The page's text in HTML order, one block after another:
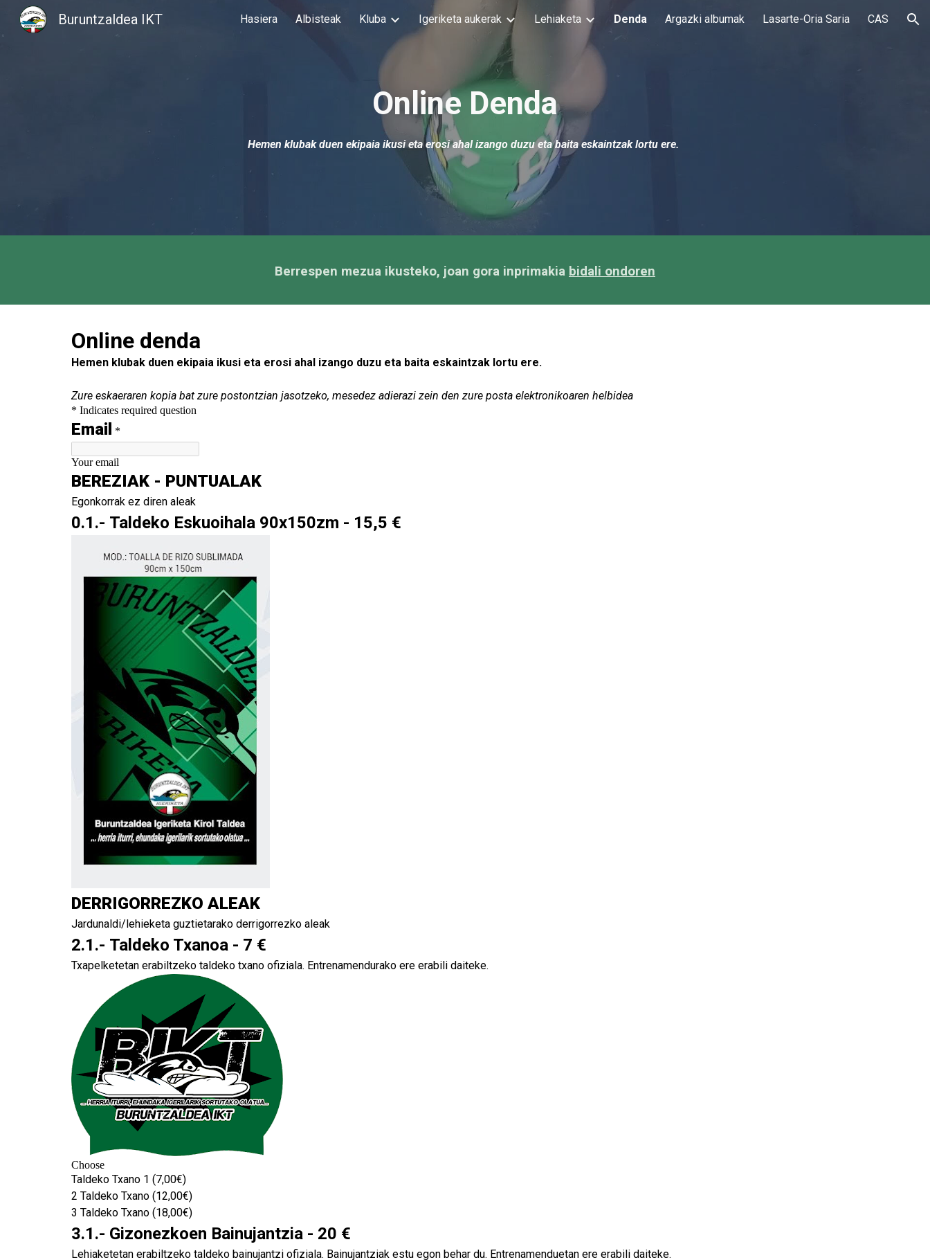
Skip to main content Skip to navigation
Buruntzaldea IKT Hasiera Albisteak Kluba Igeriketa aukerak Lehiaketa Denda Argazki albumak Lasarte-Oria Saria CAS
Online Denda
Hemen klubak duen ekipaia ikusi eta erosi ahal izango duzu eta baita eskaintzak lortu ere.
Berrespen mezua ikusteko, joan gora inprimakia bidali ondoren